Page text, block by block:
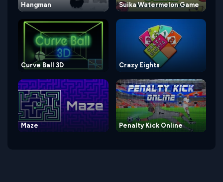
Hangman Suika Watermelon Game
Curve Ball 3D Crazy Eights
Maze Penalty Kick Online